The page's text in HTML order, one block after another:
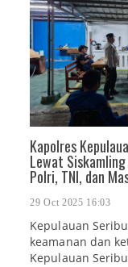
Kapolres
Lewat
Polri, TNI, dan
29 Oct 2025 16:03
Kepulauan
keamanan dan
Kepulauan